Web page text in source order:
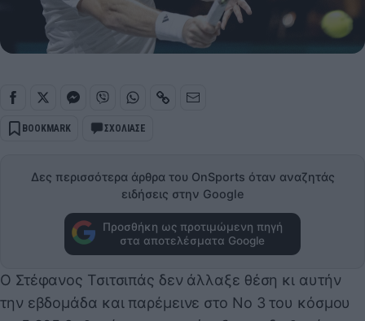
BOOKMARK ΣΧΟΛΙΑΣΕ
Δες περισσότερα άρθρα του OnSports όταν αναζητάς
ειδήσεις στην Google
Προσθήκη ως προτιμώμενη πηγή
στα αποτελέσματα Google
Ο Στέφανος Τσιτσιπάς δεν άλλαξε θέση κι αυτήν
την εβδομάδα και παρέμεινε στο Νο 3 του κόσμου